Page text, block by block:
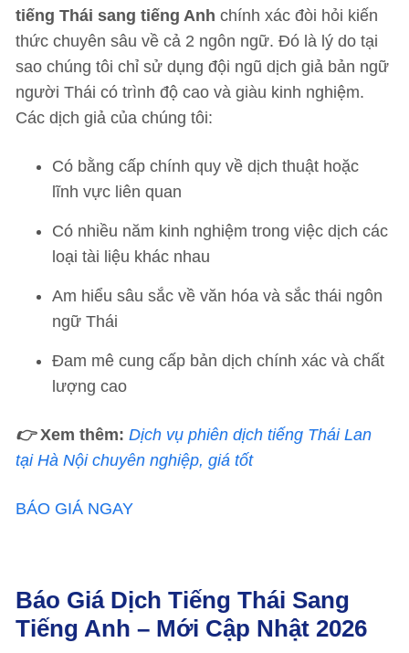
tiếng Thái sang tiếng Anh chính xác đòi hỏi kiến
thức chuyên sâu về cả 2 ngôn ngữ. Đó là lý do tại
sao chúng tôi chỉ sử dụng đội ngũ dịch giả bản ngữ
người Thái có trình độ cao và giàu kinh nghiệm.
Các dịch giả của chúng tôi:
Có bằng cấp chính quy về dịch thuật hoặc
lĩnh vực liên quan
Có nhiều năm kinh nghiệm trong việc dịch các
loại tài liệu khác nhau
Am hiểu sâu sắc về văn hóa và sắc thái ngôn
ngữ Thái
Đam mê cung cấp bản dịch chính xác và chất
lượng cao
👉 Xem thêm: Dịch vụ phiên dịch tiếng Thái Lan
tại Hà Nội chuyên nghiệp, giá tốt
BÁO GIÁ NGAY
Báo Giá Dịch Tiếng Thái Sang
Tiếng Anh – Mới Cập Nhật 2026